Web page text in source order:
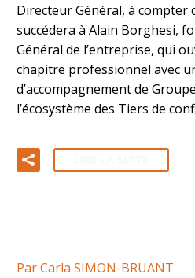
Directeur Général, à compter
succédera à Alain Borghesi,
Général de l’entreprise, qui
chapitre professionnel avec
d’accompagnement de
l’écosystème des Tiers de
Par Carla SIMON-BRUANT